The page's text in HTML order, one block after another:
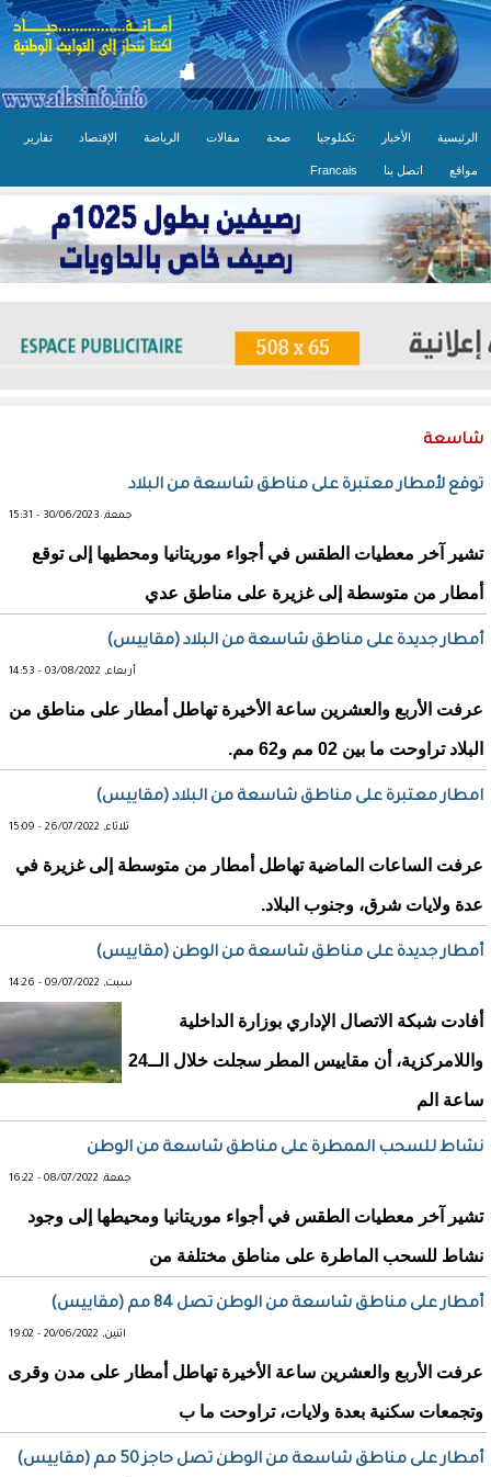
الرئيسية الأخبار تكنلوجيا صحة مقالات الرياضة الإقتصاد تقارير
مواقع اتصل بنا Francais
شاسعة
توقع لأمطار معتبرة على مناطق شاسعة من البلاد
جمعة, 30/06/2023 - 15:31
تشير آخر معطيات الطقس في أجواء موريتانيا ومحطيها إلى توقع
أمطار من متوسطة إلى غزيرة على مناطق عدي
أمطار جديدة على مناطق شاسعة من البلاد (مقاييس)
أربعاء, 03/08/2022 - 14:53
عرفت الأربع والعشرين ساعة الأخيرة تهاطل أمطار على مناطق من
البلاد تراوحت ما بين 02 مم و62 مم.
امطار معتبرة على مناطق شاسعة من البلاد (مقاييس)
ثلاثاء, 26/07/2022 - 15:09
عرفت الساعات الماضية تهاطل أمطار من متوسطة إلى غزيرة في
عدة ولايات شرق، وجنوب البلاد.
أمطار جديدة على مناطق شاسعة من الوطن (مقاييس)
سبت, 09/07/2022 - 14:26
أفادت شبكة الاتصال الإداري بوزارة الداخلية
واللامركزية، أن مقاييس المطر سجلت خلال الــ24
ساعة الم
نشاط للسحب الممطرة على مناطق شاسعة من الوطن
جمعة, 08/07/2022 - 16:22
تشير آخر معطيات الطقس في أجواء موريتانيا ومحيطها إلى وجود
نشاط للسحب الماطرة على مناطق مختلفة من
أمطار على مناطق شاسعة من الوطن تصل 84 مم (مقاييس)
اثنين, 20/06/2022 - 19:02
عرفت الأربع والعشرين ساعة الأخيرة تهاطل أمطار على مدن وقرى
وتجمعات سكنية بعدة ولايات، تراوحت ما ب
أمطار على مناطق شاسعة من الوطن تصل حاجز 50 مم (مقاييس)